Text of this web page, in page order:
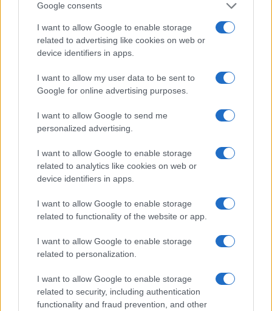
Google consents
I want to allow Google to enable storage
related to advertising like cookies on web or
device identifiers in apps.
I want to allow my user data to be sent to
Google for online advertising purposes.
I want to allow Google to send me
personalized advertising.
I want to allow Google to enable storage
related to analytics like cookies on web or
device identifiers in apps.
I want to allow Google to enable storage
related to functionality of the website or app.
I want to allow Google to enable storage
related to personalization.
I want to allow Google to enable storage
related to security, including authentication
functionality and fraud prevention, and other
spazi espositivi
Beatrice Bonaventura · 9 Ago 2026
Accessori IKEA per la cura delle piante: pratici e di